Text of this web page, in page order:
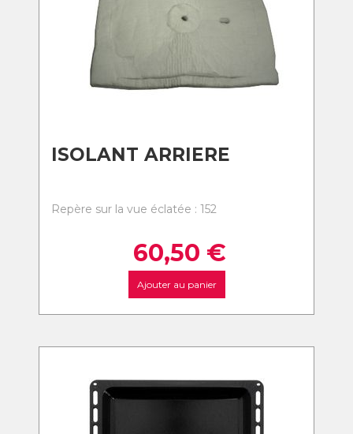
ISOLANT ARRIERE
Repère sur la vue éclatée : 152
60,50 €
Ajouter au panier